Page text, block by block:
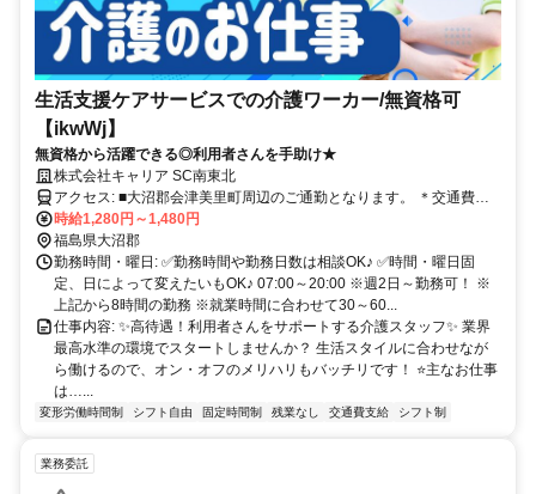
生活支援ケアサービスでの介護ワーカー/無資格可
【ikwWj】
無資格から活躍できる◎利用者さんを手助け★
株式会社キャリア SC南東北
アクセス: ■大沼郡会津美里町周辺のご通勤となります。 ＊交通費全
額支給 ＊車通勤・バイク通勤OK（ガソリン代支給） ＊自転車通勤
OK
時給1,280円～1,480円
福島県大沼郡
勤務時間・曜日: ✅勤務時間や勤務日数は相談OK♪ ✅時間・曜日固
定、日によって変えたいもOK♪ 07:00～20:00 ※週2日～勤務可！ ※
上記から8時間の勤務 ※就業時間に合わせて30～60...
仕事内容: ✨高待遇！利用者さんをサポートする介護スタッフ✨ 業界
最高水準の環境でスタートしませんか？ 生活スタイルに合わせなが
ら働けるので、オン・オフのメリハリもバッチリです！ ⭐主なお仕事
は…...
変形労働時間制 シフト自由 固定時間制 残業なし 交通費支給 シフト制
業務委託